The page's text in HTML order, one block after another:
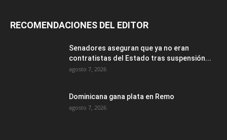
RECOMENDACIONES DEL EDITOR
Senadores aseguran que ya no eran
contratistas del Estado tras suspensión...
agosto 7, 2026
Dominicana gana plata en Remo
agosto 7, 2026